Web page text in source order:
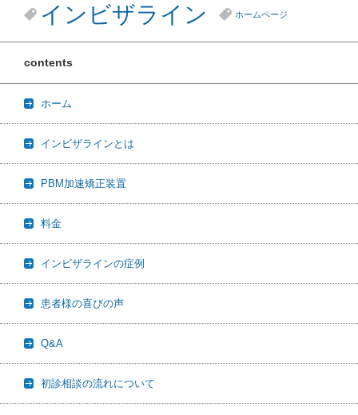
インビザライン ホームページ
contents
ホーム
インビザラインとは
PBM加速矯正装置
料金
インビザラインの症例
患者様の喜びの声
Q&A
初診相談の流れについて